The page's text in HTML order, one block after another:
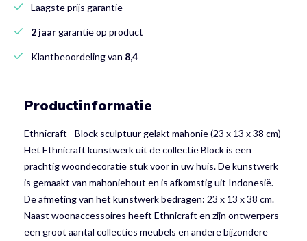
Laagste prijs garantie
2 jaargarantie op product
Klantbeoordeling van 8,4
Productinformatie
Ethnicraft - Block sculptuur gelakt mahonie (23 x 13 x 38 cm)
Het Ethnicraft kunstwerk uit de collectie Block is een
prachtig woondecoratie stuk voor in uw huis. De kunstwerk
is gemaakt van mahoniehout en is afkomstig uit Indonesië.
De afmeting van het kunstwerk bedragen: 23 x 13 x 38 cm.
Naast woonaccessoires heeft Ethnicraft en zijn ontwerpers
een groot aantal collecties meubels en andere bijzondere